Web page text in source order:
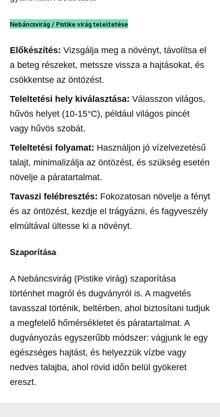
Nebáncsvirág / Pistike virág teleltetése
Előkészítés: Vizsgálja meg a növényt, távolítsa el
a beteg részeket, metssze vissza a hajtásokat, és
csökkentse az öntözést.
Teleltetési hely kiválasztása: Válasszon világos,
hűvös helyet (10-15°C), például világos pincét
vagy hűvös szobát.
Teleltetési folyamat: Használjon jó vízelvezetésű
talajt, minimalizálja az öntözést, és szükség esetén
növelje a páratartalmat.
Tavaszi felébresztés: Fokozatosan növelje a fényt
és az öntözést, kezdje el trágyázni, és fagyveszély
elmúltával ültesse ki a növényt.
Szaporítása
A Nebáncsvirág (Pistike virág) szaporítása
történhet magról és dugványról is. A magvetés
tavasszal történik, beltérben, ahol biztosítani tudjuk
a megfelelő hőmérsékletet és páratartalmat. A
dugványozás egyszerűbb módszer: vágjunk le egy
egészséges hajtást, és helyezzük vízbe vagy
nedves talajba, ahol rövid időn belül gyökeret
ereszt.